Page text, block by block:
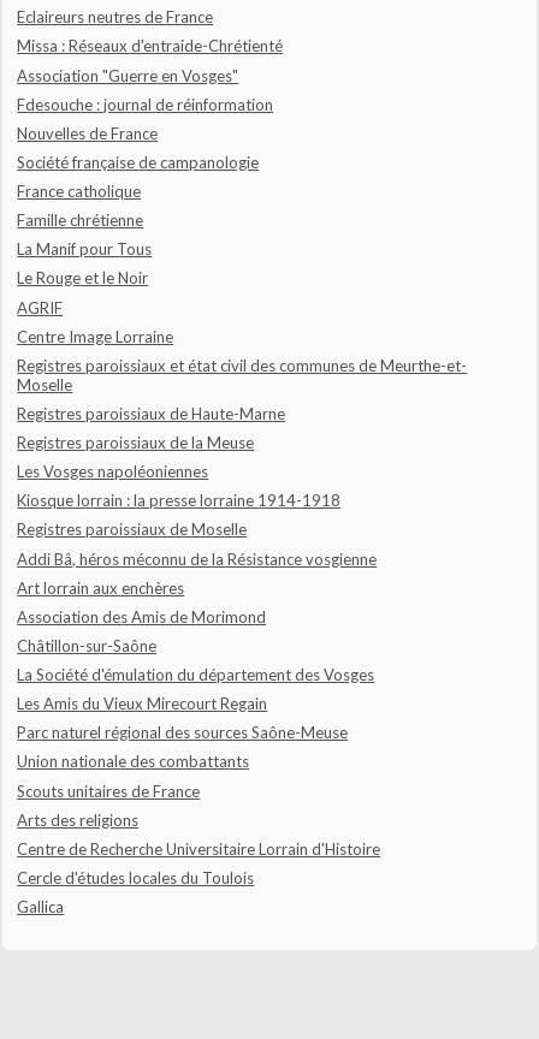
Eclaireurs neutres de France
Missa : Réseaux d'entraide-Chrétienté
Association "Guerre en Vosges"
Fdesouche : journal de réinformation
Nouvelles de France
Société française de campanologie
France catholique
Famille chrétienne
La Manif pour Tous
Le Rouge et le Noir
AGRIF
Centre Image Lorraine
Registres paroissiaux et état civil des communes de Meurthe-et-
Moselle
Registres paroissiaux de Haute-Marne
Registres paroissiaux de la Meuse
Les Vosges napoléoniennes
Kiosque lorrain : la presse lorraine 1914-1918
Registres paroissiaux de Moselle
Addi Bâ, héros méconnu de la Résistance vosgienne
Art lorrain aux enchères
Association des Amis de Morimond
Châtillon-sur-Saône
La Société d'émulation du département des Vosges
Les Amis du Vieux Mirecourt Regain
Parc naturel régional des sources Saône-Meuse
Union nationale des combattants
Scouts unitaires de France
Arts des religions
Centre de Recherche Universitaire Lorrain d'Histoire
Cercle d'études locales du Toulois
Gallica